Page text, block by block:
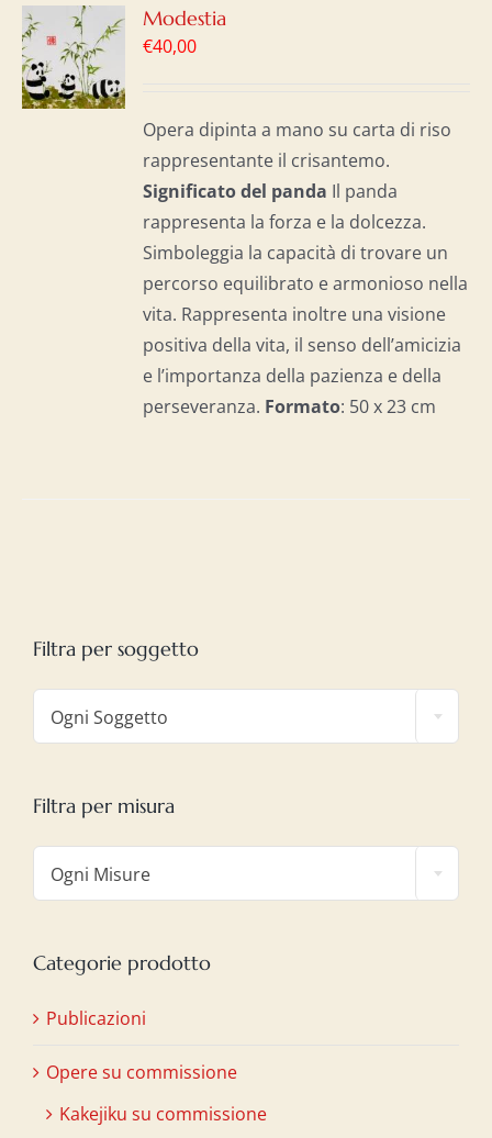
Modestia
€40,00
Opera dipinta a mano su carta di riso
rappresentante il crisantemo.
Significato del panda Il panda
rappresenta la forza e la dolcezza.
Simboleggia la capacità di trovare un
percorso equilibrato e armonioso nella
vita. Rappresenta inoltre una visione
positiva della vita, il senso dell’amicizia
e l’importanza della pazienza e della
perseveranza. Formato: 50 x 23 cm
Filtra per soggetto
Ogni Soggetto
Filtra per misura
Ogni Misure
Categorie prodotto
Publicazioni
Opere su commissione
Kakejiku su commissione